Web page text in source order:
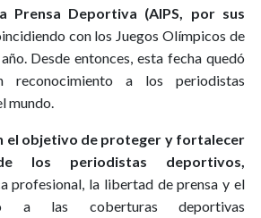
Prensa Deportiva (AIPS, por sus
con los Juegos Olímpicos de
Desde entonces, esta fecha quedó
reconocimiento a los periodistas
mundo.
el objetivo de proteger y fortalecer
los periodistas deportivos,
profesional, la libertad de prensa y el
a las coberturas deportivas